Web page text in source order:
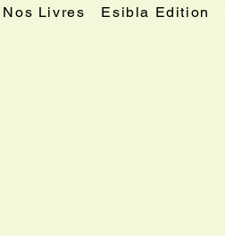
Nos Livres Esibla Edition